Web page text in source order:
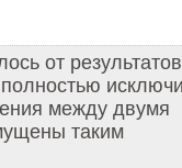
от результатов
между двумя
таким